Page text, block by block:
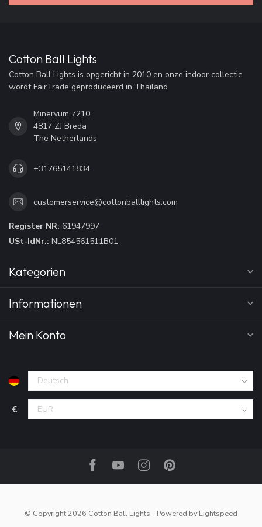
Cotton Ball Lights
Cotton Ball Lights is opgericht in 2010 en onze indoor collectie
wordt FairTrade geproduceerd in Thailand
Minervum 7210
4817 ZJ Breda
The Netherlands
+31765141834
customerservice@cottonballlights.com
Register NR: 61947997
USt-IdNr.: NL854561511B01
Kategorien
Informationen
Mein Konto
€
© Copyright 2026 Cotton Ball Lights - Powered by Lightspeed